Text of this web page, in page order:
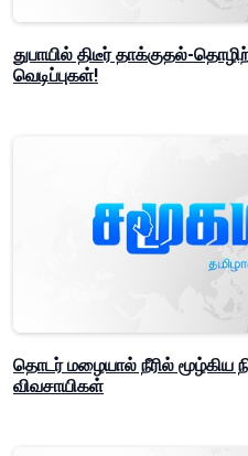
துபாயில் திடீர் தாக்குதல்-
வெடிப்புகள்!
தொடர் மழையால் நீரில் மூழ்கிய
விவசாயிகள்